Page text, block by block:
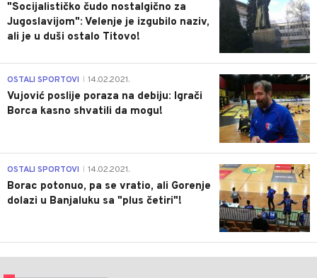
"Socijalističko čudo nostalgično za
Jugoslavijom": Velenje je izgubilo naziv,
ali je u duši ostalo Titovo!
1
OSTALI SPORTOVI 14.02.2021.
Vujović poslije poraza na debiju: Igrači
Borca kasno shvatili da mogu!
3
OSTALI SPORTOVI 14.02.2021.
Borac potonuo, pa se vratio, ali Gorenje
dolazi u Banjaluku sa "plus četiri"!